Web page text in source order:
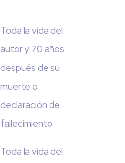
Toda la vida del
autor y 70 años
después de su
muerte o
declaración de
fallecimiento
Toda la vida del